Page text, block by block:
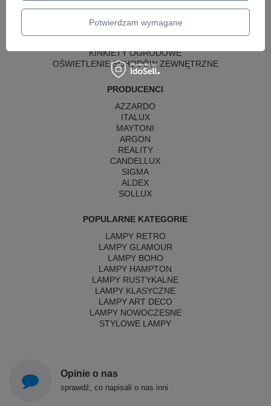
LAMPY OGRODOWE - SUFITOWE
LAMPY SOLARNE
KINKIETY OGRODOWE
OŚWIETLENIE SCHODÓW ZEWNĘTRZNE
PRODUCENCI
AZZARDO
ITALUX
MAYTONI
ARGON
REALITY
CANDELLUX
SIGMA
ALDEX
SOLLUX
POPULARNE KATEGORIE
LAMPY RETRO
LAMPY GLAMOUR
LAMPY BOHO
LAMPY HAMPTON
LAMPY RUSTYKALNE
LAMPY KLASYCZNE
LAMPY ART DECO
LAMPY NOWOCZESNE
STYLOWE LAMPY
Opinie o nas
sprawdź, co napisali o nas inni
Potwierdzam wymagane